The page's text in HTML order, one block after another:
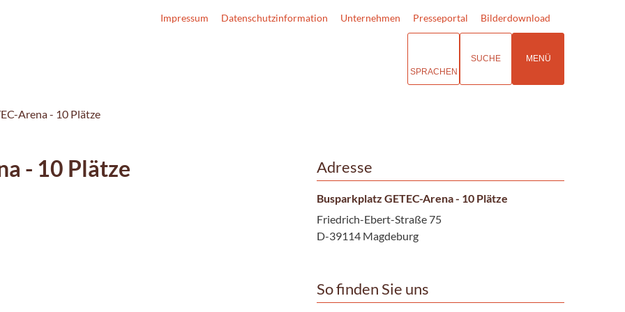
Impressum Datenschutzinformation Unternehmen Presseportal Bilderdownload
SPRACHEN
SUCHE MENÜ
Arena - 10 Plätze
- 10 Plätze Adresse
Busparkplatz GETEC-Arena - 10 Plätze
Friedrich-Ebert-Straße 75
D-39114 Magdeburg
So finden Sie uns